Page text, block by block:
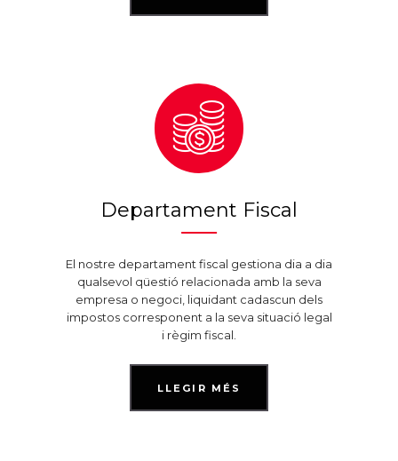
Departament Fiscal
El nostre departament fiscal gestiona dia a dia
qualsevol qüestió relacionada amb la seva
empresa o negoci, liquidant cadascun dels
impostos corresponent a la seva situació legal
i règim fiscal.
LLEGIR MÉS